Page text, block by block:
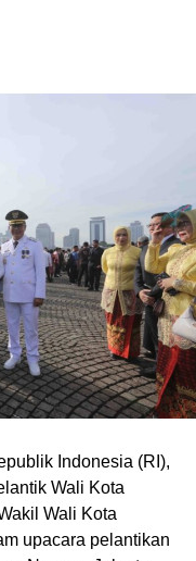
Indonesia (RI),
Wali Kota
Wali Kota
upacara pelantikan